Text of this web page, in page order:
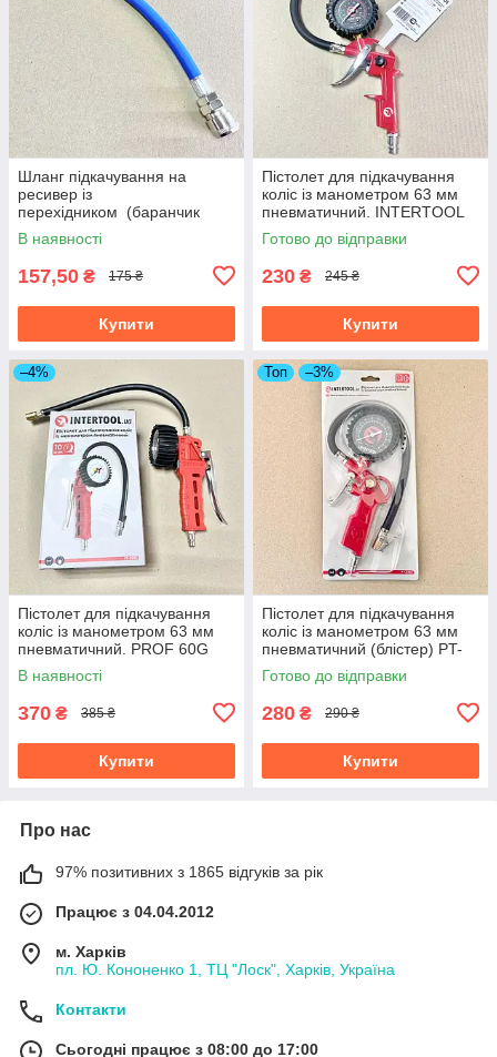
Шланг підкачування на
ресивер із
перехідником (баранчик
швидкознімний) DTL-2709
В наявності
157,50 ₴ 175 ₴
Купити
Пістолет для підкачування
коліс із манометром 63 мм
пневматичний. INTERTOOL
PT-0504
Готово до відправки
230 ₴ 245 ₴
Купити
–4%
Пістолет для підкачування
коліс із манометром 63 мм
пневматичний. PROF 60G
INTERTOOL PT-0505
В наявності
370 ₴ 385 ₴
Купити
Топ –3%
Пістолет для підкачування
коліс із манометром 63 мм
пневматичний (блістер) PT-
0503
Готово до відправки
280 ₴ 290 ₴
Купити
Про нас
97% позитивних з 1865 відгуків за рік
Працює з 04.04.2012
м. Харків
пл. Ю. Кононенко 1, ТЦ "Лоск", Харків, Україна
Контакти
Сьогодні працює з 08:00 до 17:00